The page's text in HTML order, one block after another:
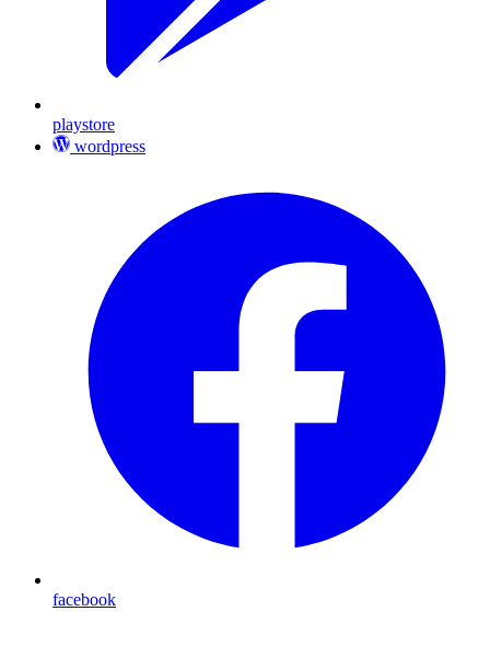
playstore
wordpress
facebook